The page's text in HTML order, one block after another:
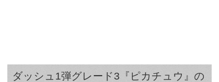
ダッシュ1弾グレード3『ピカチュウ』の